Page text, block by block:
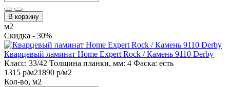
В корзину
м2
Скидка - 30%
Кварцевый ламинат Home Expert Rock / Камень 9110 Derby
Класс: 33/42 Толщина планки, мм: 4 Фаска: есть
1315 р/м21890 р/м2
Кол-во, м2